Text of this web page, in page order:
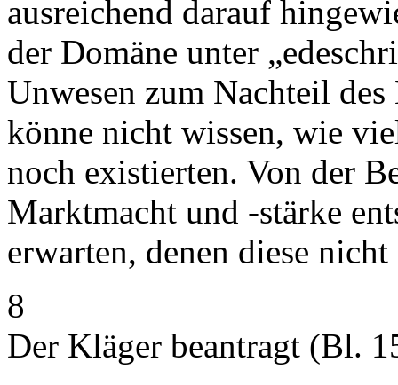
ausreichend darauf
der Domäne unter
Unwesen zum Nachteil
könne nicht wissen, wie
noch existierten. Von der
Marktmacht und -stärke
erwarten, denen diese
8
Der Kläger beantragt (Bl.